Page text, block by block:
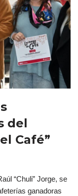
del
Café”
“Chuli” Jorge, se
ganadoras